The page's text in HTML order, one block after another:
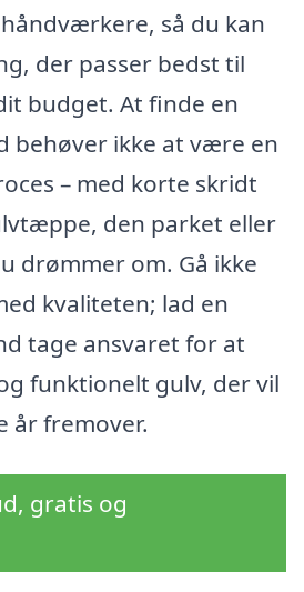
så du kan
der passer bedst til
budget. At finde en
behøver ikke at være en
– med korte skridt
den parket eller
drømmer om. Gå ikke
kvaliteten; lad en
tage ansvaret for at
funktionelt gulv, der vil
år fremover.
gratis og